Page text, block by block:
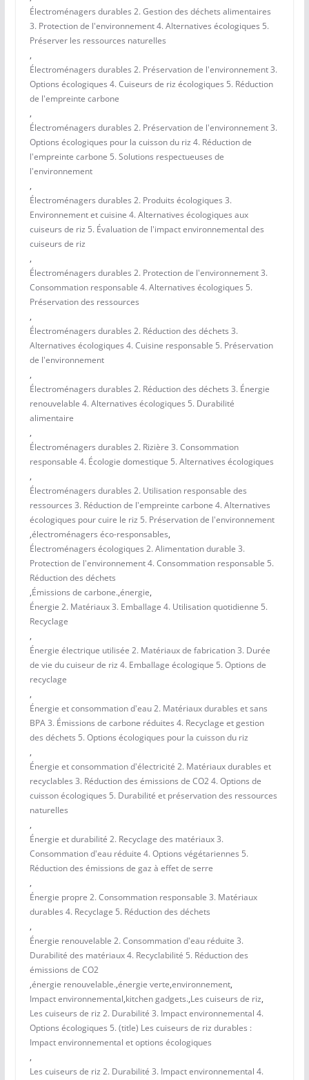
Électroménagers durables 2. Gestion des déchets alimentaires
3. Protection de l'environnement 4. Alternatives écologiques 5.
Préserver les ressources naturelles
,
Électroménagers durables 2. Préservation de l'environnement 3.
Options écologiques 4. Cuiseurs de riz écologiques 5. Réduction
de l'empreinte carbone
,
Électroménagers durables 2. Préservation de l'environnement 3.
Options écologiques pour la cuisson du riz 4. Réduction de
l'empreinte carbone 5. Solutions respectueuses de
l'environnement
,
Électroménagers durables 2. Produits écologiques 3.
Environnement et cuisine 4. Alternatives écologiques aux
cuiseurs de riz 5. Évaluation de l'impact environnemental des
cuiseurs de riz
,
Électroménagers durables 2. Protection de l'environnement 3.
Consommation responsable 4. Alternatives écologiques 5.
Préservation des ressources
,
Électroménagers durables 2. Réduction des déchets 3.
Alternatives écologiques 4. Cuisine responsable 5. Préservation
de l'environnement
,
Électroménagers durables 2. Réduction des déchets 3. Énergie
renouvelable 4. Alternatives écologiques 5. Durabilité
alimentaire
,
Électroménagers durables 2. Rizière 3. Consommation
responsable 4. Écologie domestique 5. Alternatives écologiques
,
Électroménagers durables 2. Utilisation responsable des
ressources 3. Réduction de l'empreinte carbone 4. Alternatives
écologiques pour cuire le riz 5. Préservation de l'environnement
,électroménagers éco-responsables,
Électroménagers écologiques 2. Alimentation durable 3.
Protection de l'environnement 4. Consommation responsable 5.
Réduction des déchets
,Émissions de carbone.,énergie,
Énergie 2. Matériaux 3. Emballage 4. Utilisation quotidienne 5.
Recyclage
,
Énergie électrique utilisée 2. Matériaux de fabrication 3. Durée
de vie du cuiseur de riz 4. Emballage écologique 5. Options de
recyclage
,
Énergie et consommation d'eau 2. Matériaux durables et sans
BPA 3. Émissions de carbone réduites 4. Recyclage et gestion
des déchets 5. Options écologiques pour la cuisson du riz
,
Énergie et consommation d'électricité 2. Matériaux durables et
recyclables 3. Réduction des émissions de CO2 4. Options de
cuisson écologiques 5. Durabilité et préservation des ressources
naturelles
,
Énergie et durabilité 2. Recyclage des matériaux 3.
Consommation d'eau réduite 4. Options végétariennes 5.
Réduction des émissions de gaz à effet de serre
,
Énergie propre 2. Consommation responsable 3. Matériaux
durables 4. Recyclage 5. Réduction des déchets
,
Énergie renouvelable 2. Consommation d'eau réduite 3.
Durabilité des matériaux 4. Recyclabilité 5. Réduction des
émissions de CO2
,énergie renouvelable.,énergie verte,environnement,
Impact environnemental,kitchen gadgets.,Les cuiseurs de riz,
Les cuiseurs de riz 2. Durabilité 3. Impact environnemental 4.
Options écologiques 5. (title) Les cuiseurs de riz durables :
Impact environnemental et options écologiques
,
Les cuiseurs de riz 2. Durabilité 3. Impact environnemental 4.